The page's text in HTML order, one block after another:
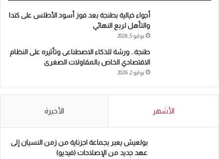
أجواء خيالية بطنجة بعد فوز أسود الأطلس على كندا
والتأهل لربع النهائي
يوليو 5, 2026
طنجة.. ورشة للذكاء الاصطناعى وتأثيره على النظام
الاقتصادي الخاص بالمقاولات الصغرى
يوليو 2, 2026
الأشهر الأخيرة
بولعيش يعبر بجماعة اجزناية من زمن النسيان إلى
عهد جديد من الإصلاحات (فيديو)